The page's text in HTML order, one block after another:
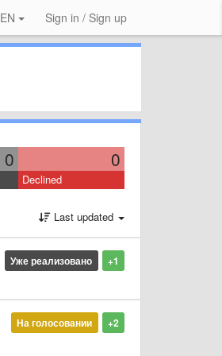
EN Sign in / Sign up
0 0
Declined
Last updated
+1
Уже реализовано
+2
На голосовании